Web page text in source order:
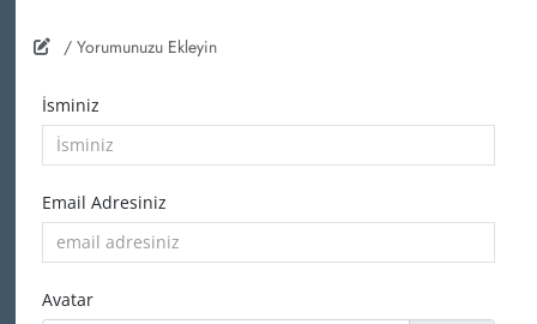
/ Yorumunuzu Ekleyin
İsminiz
Email Adresiniz
Avatar